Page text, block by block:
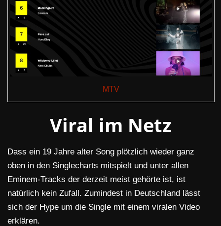
MTV
Viral im Netz
Dass ein 19 Jahre alter Song plötzlich wieder ganz
oben in den Singlecharts mitspielt und unter allen
Eminem-Tracks der derzeit meist gehörte ist, ist
natürlich kein Zufall. Zumindest in Deutschland lässt
sich der Hype um die Single mit einem viralen Video
erklären.